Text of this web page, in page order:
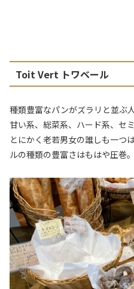
Toit Vert トワベール
種類豊富なパンがズラリと並ぶ人
甘い系、総菜系、ハード系、セ
とにかく老若男女の誰しも一つ
ルの種類の豊富さはもはや圧巻。